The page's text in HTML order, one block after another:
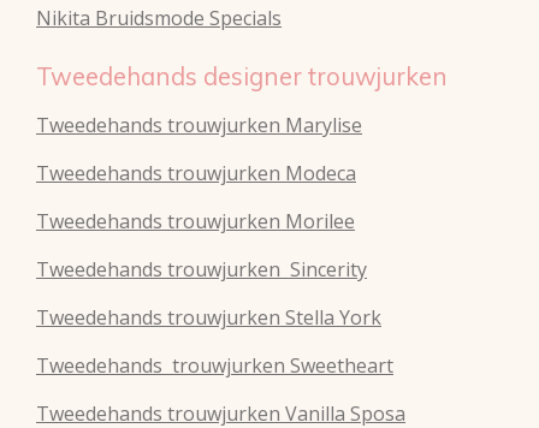
Nikita Bruidsmode Specials
Tweedehands designer trouwjurken
Tweedehands trouwjurken Marylise
Tweedehands trouwjurken Modeca
Tweedehands trouwjurken Morilee
Tweedehands trouwjurken Sincerity
Tweedehands trouwjurken Stella York
Tweedehands trouwjurken Sweetheart
Tweedehands trouwjurken Vanilla Sposa